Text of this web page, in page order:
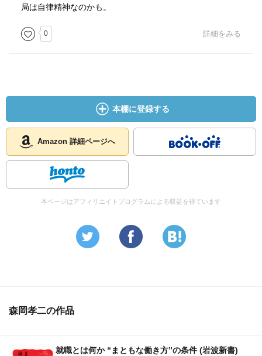
局は自律精神なのかも。
0 詳細をみる
本棚に登録する
Amazon 詳細ページへ
本ページはアフィリエイトプログラムによる収益を得ています
森岡孝二の作品
就職とは何か “まともな働き方”の条件 (岩波新書)